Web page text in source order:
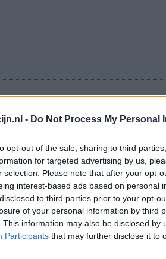
- Do Not Process My Personal
opt-out of the sale, sharing to third
for targeted advertising by us,
selection. Please note that after your opt-
interest-based ads based on personal
to third parties prior to your opt-
of your personal information by third
This information may also be disclosed by
Participants that may further disclose it to
staat
strijd tegen chronische pijn
zware, verslavende pijnstillers
die zijn gemaakt van de
dempen. Nieuwe cijfers van de